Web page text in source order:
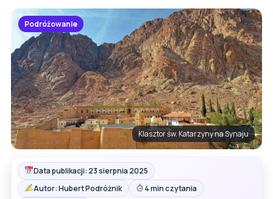
Podróżowanie
Klasztor św. Katarzyny na Synaju
Data publikacji: 23 sierpnia 2025
Autor: Hubert Podróżnik
4 min czytania